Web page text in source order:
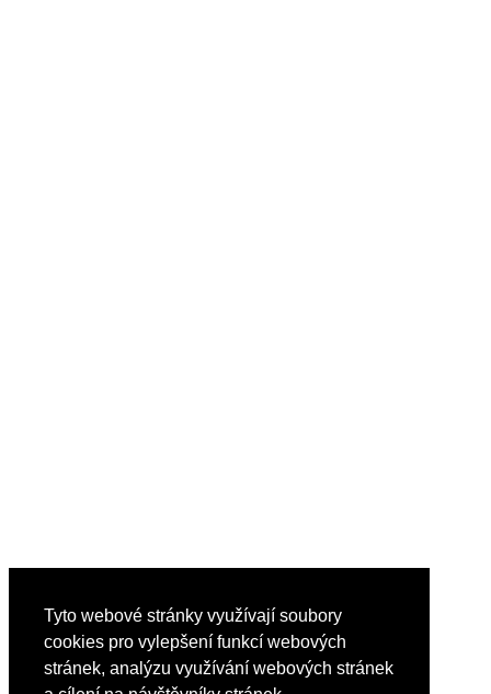
Tyto webové stránky využívají soubory
cookies pro vylepšení funkcí webových
stránek, analýzu využívání webových stránek